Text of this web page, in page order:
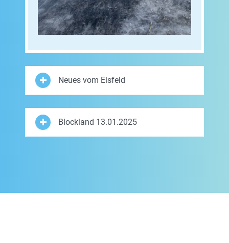
Neues vom Eisfeld
Blockland 13.01.2025